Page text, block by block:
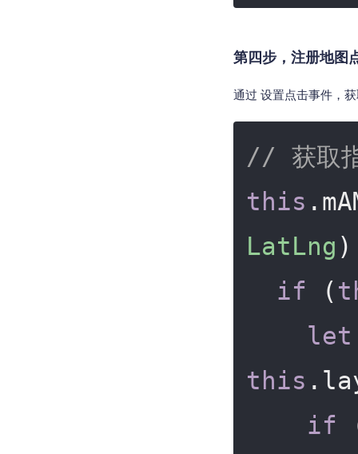
第四步，注册地图
通过 设置点击事件，
// 获取
this
LatLng )
if (
let
this
if